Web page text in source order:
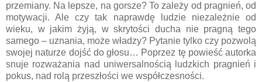
przemiany. Na lepsze, na gorsze? To zależy od pragnień, od
motywacji. Ale czy tak naprawdę ludzie niezależnie od
wieku, w jakim żyją, w skrytości ducha nie pragną tego
samego – uznania, może władzy? Pytanie tylko czy pozwolą
swojej naturze dojść do głosu… Poprzez tę powieść autorka
snuje rozważania nad uniwersalnością ludzkich pragnień i
pokus, nad rolą przeszłości we współczesności.